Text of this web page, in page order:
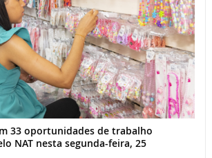
33 oportunidades de trabalho
NAT nesta segunda-feira, 25